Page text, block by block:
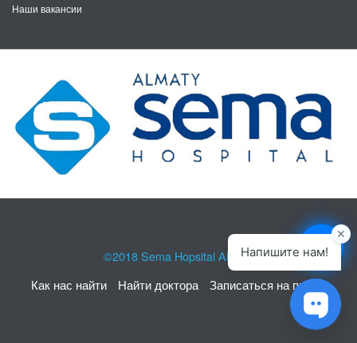
Наши вакансии
©2018Sema Hopsital Almaty
Как нас найти
Найти доктора Записаться на прием